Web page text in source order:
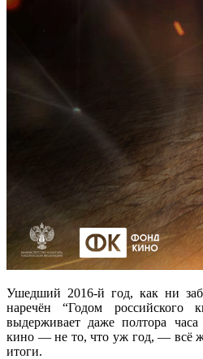
Ушедший 2016-й год, как ни
наречён “Годом
выдерживает даже полтора часа
кино — не то, что уж год, — всё
итоги.